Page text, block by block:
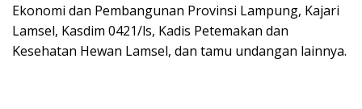
Ekonomi dan Pembangunan Provinsi Lampung, Kajari
Lamsel, Kasdim 0421/ls, Kadis Petemakan dan
Kesehatan Hewan Lamsel, dan tamu undangan lainnya.